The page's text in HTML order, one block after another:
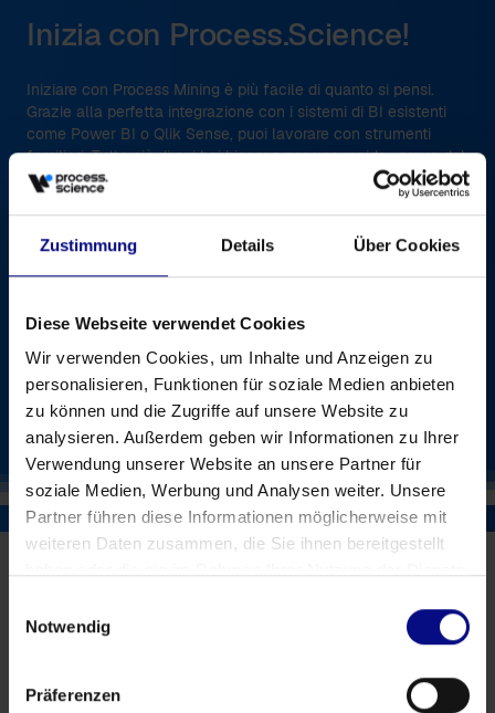
Zustimmung Details Über Cookies
Diese Webseite verwendet Cookies
Wir verwenden Cookies, um Inhalte und Anzeigen zu
personalisieren, Funktionen für soziale Medien anbieten
zu können und die Zugriffe auf unsere Website zu
analysieren. Außerdem geben wir Informationen zu Ihrer
Verwendung unserer Website an unsere Partner für
soziale Medien, Werbung und Analysen weiter. Unsere
Partner führen diese Informationen möglicherweise mit
weiteren Daten zusammen, die Sie ihnen bereitgestellt
Notwendig
Präferenzen
Inizia con Process.Science!
Iniziare con Process Mining è più facile di quanto si pensi.
Grazie alla perfetta integrazione con i sistemi di BI esistenti
come Power BI o Qlik Sense, puoi lavorare con strumenti
familiari. Tutto ciò di cui hai bisogno per una rapida «prova del
valore» è
Dati di processo di base (registri eventi) dai tuoi sistemi,
che la nostra soluzione può estrarre
QLIK SENSE
POWER BI